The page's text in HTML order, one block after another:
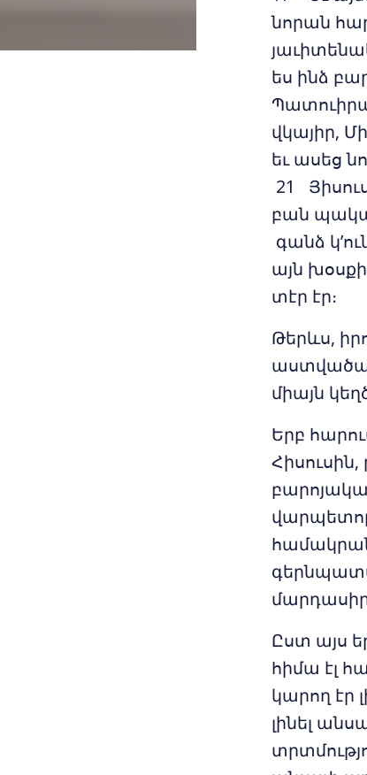
նորան
ես ինձ
վկայիր,
եւ ասեց
21
բան
գանձ
այն
տէր էր։
Թերևս,
միայն
Երբ
Ըստ այս
հիմա էլ
կարող էր
լինել